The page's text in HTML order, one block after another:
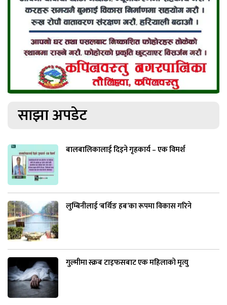
साझा अपडेट
बालबालिकालाई दिइने गृहकार्य – एक विमर्श
लुम्बिनीलाई ‘बर्थिङ हब’का रूपमा विकास गरिने
गुल्मीमा स्क्रब टाइफसबाट एक महिलाको मृत्यु